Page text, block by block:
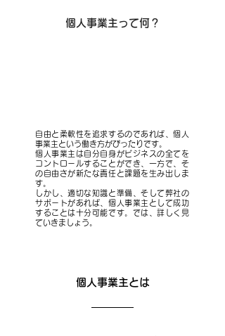
個人事業主って何？
自由と柔軟性を追求するのであれば、個人
事業主という働き方がぴったりです。
個人事業主は自分自身がビジネスの全てを
コントロールすることができ、一方で、そ
の自由さが新たな責任と課題を生み出しま
す。
しかし、適切な知識と準備、そして弊社の
サポートがあれば、個人事業主として成功
することは十分可能です。では、詳しく見
ていきましょう。
個人事業主とは